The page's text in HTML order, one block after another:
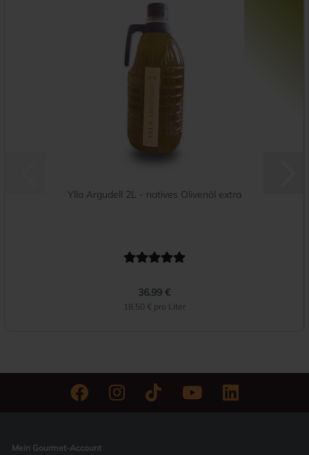
Ylla Argudell 2L - natives Olivenöl extra
36.99 €
18.50 € pro Liter
Mein Gourmet-Account